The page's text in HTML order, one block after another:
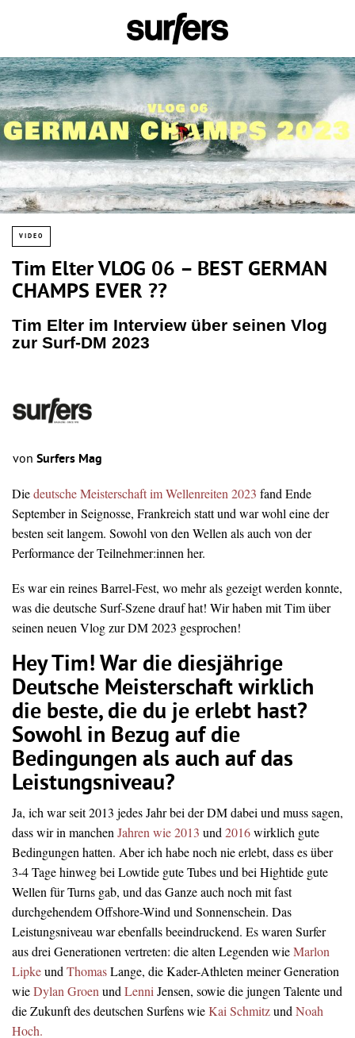
VIDEO
Tim Elter VLOG 06 – BEST GERMAN
CHAMPS EVER ??
Tim Elter im Interview über seinen Vlog
zur Surf-DM 2023
von Surfers Mag
Diedeutsche Meisterschaft im Wellenreiten 2023 fandEnde
SeptemberinSeignosse, Frankreichstattund war wohl eine der
besten seit langem. Sowohl von den Wellen als auch von der
Performance der Teilnehmer:innen her.
Es war ein reines Barrel-Fest, wo mehr als gezeigt werden konnte,
was die deutsche Surf-Szene drauf hat! Wir haben mit Tim über
seinen neuen Vlog zur DM 2023 gesprochen!
Hey Tim! War die diesjährige
Deutsche Meisterschaft wirklich
die beste, die du je erlebt hast?
Sowohl in Bezug auf die
Bedingungen als auch auf das
Leistungsniveau?
Ja, ich warseit2013 jedesJahrbei derDMdabei und musssagen,
dasswirin manchen Jahren wie2013 und 2016wirklich gute
Bedingungen hatten. Aberich habenoch nieerlebt, dassesüber
3-4Tagehinwegbei Lowtide guteTubesund bei Hightide gute
Wellen fürTurns gab, und dasGanzeauch noch mitfast
durchgehendemOffshore-Wind und Sonnenschein. Das
Leistungsniveau war ebenfalls beeindruckend. Eswaren Surfer
ausdrei Generationen vertreten: diealten Legenden wieMarlon
Lipkeund ThomasLange, dieKader-Athleten meinerGeneration
wieDylan Groen und Lenni Jensen, sowiediejungen Talenteund
dieZukunftdesdeutschen SurfenswieKai Schmitzund Noah
Hoch.